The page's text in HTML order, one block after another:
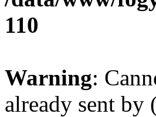
110
Warning:
already sent by